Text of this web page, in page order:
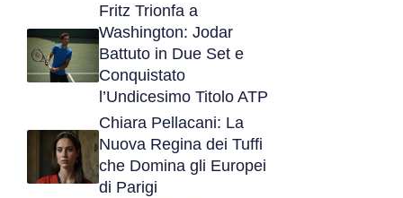
Fritz Trionfa a
Washington: Jodar
Battuto in Due Set e
Conquistato
l’Undicesimo Titolo ATP
Chiara Pellacani: La
Nuova Regina dei Tuffi
che Domina gli Europei
di Parigi